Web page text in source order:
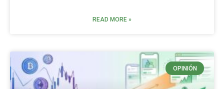
READ MORE »
OPINIÓN